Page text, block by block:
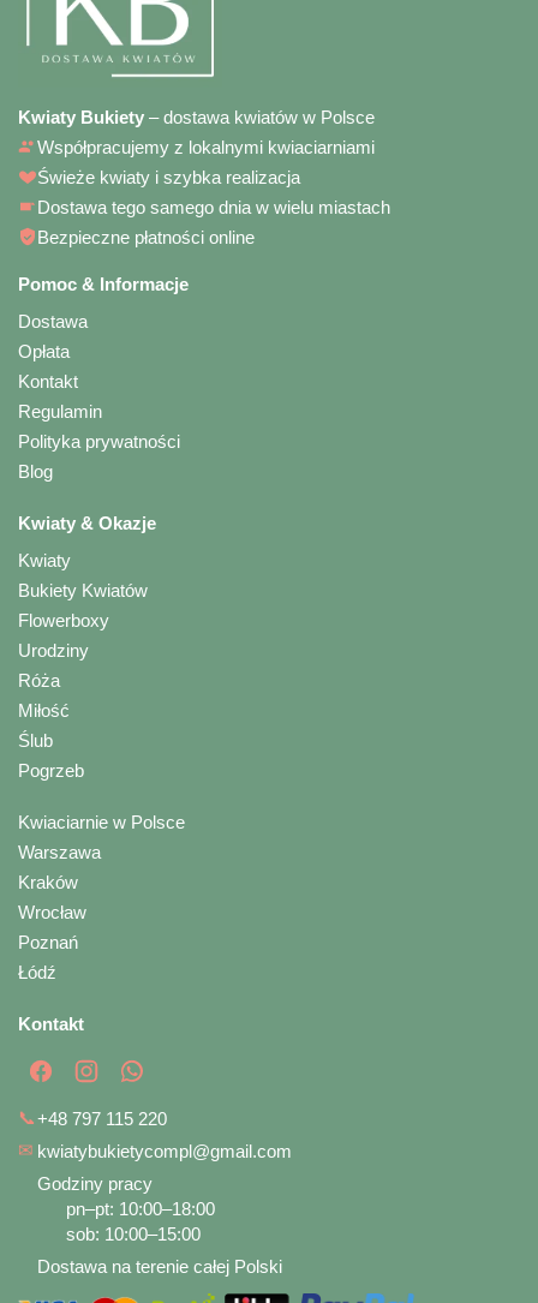
Kwiaty Bukiety – dostawa kwiatów w Polsce
Współpracujemy z lokalnymi kwiaciarniami
Świeże kwiaty i szybka realizacja
Dostawa tego samego dnia w wielu miastach
Bezpieczne płatności online
Pomoc & Informacje
Dostawa
Opłata
Kontakt
Regulamin
Polityka prywatności
Blog
Kwiaty & Okazje
Kwiaty
Bukiety Kwiatów
Flowerboxy
Urodziny
Róża
Miłość
Ślub
Pogrzeb
Kwiaciarnie w Polsce
Warszawa
Kraków
Wrocław
Poznań
Łódź
Kontakt
📞+48 797 115 220
✉ kwiatybukietycompl@gmail.com
Godziny pracy
pn–pt: 10:00–18:00
sob: 10:00–15:00
Dostawa na terenie całej Polski